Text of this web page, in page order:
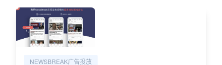
NEWSBREAK广告投放